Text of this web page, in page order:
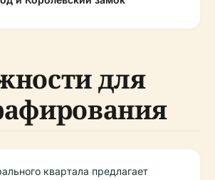
для
квартала предлагает